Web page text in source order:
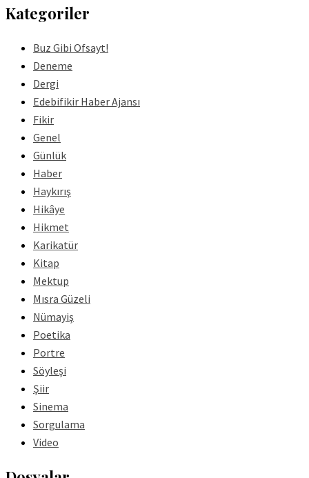
Kategoriler
Buz Gibi Ofsayt!
Deneme
Dergi
Edebifikir Haber Ajansı
Fikir
Genel
Günlük
Haber
Haykırış
Hikâye
Hikmet
Karikatür
Kitap
Mektup
Mısra Güzeli
Nümayiş
Poetika
Portre
Söyleşi
Şiir
Sinema
Sorgulama
Video